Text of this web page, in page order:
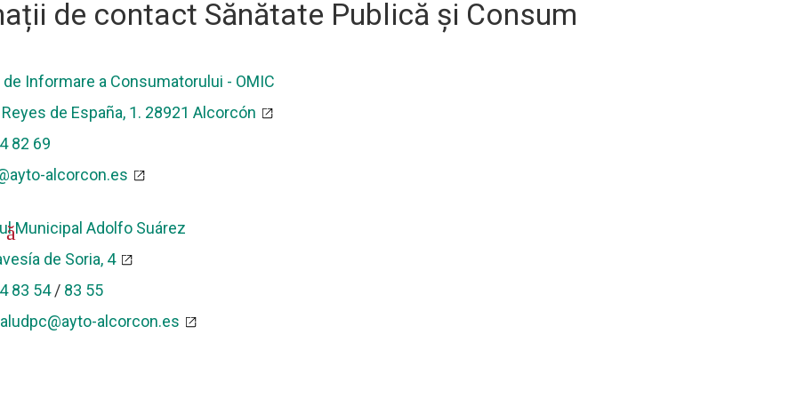
de contact Sănătate Publică și Consum
de Informare a Consumatorului - OMIC
de España, 1. 28921 Alcorcón
82 69
alcorcon.es
Municipal Adolfo Suárez
de Soria, 4
83 54/ 83 55
alcorcon.es